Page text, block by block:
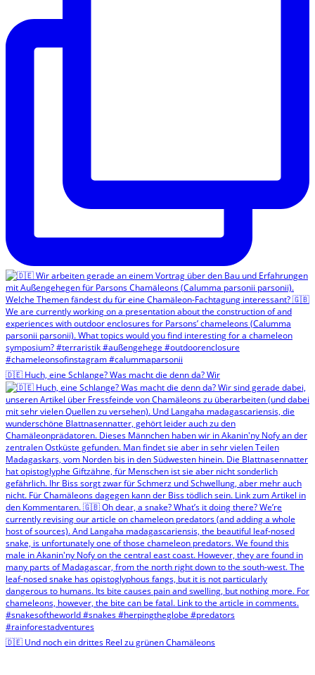
🇩🇪 Huch, eine Schlange? Was macht die denn da? Wir
🇩🇪 Und noch ein drittes Reel zu grünen Chamäleons